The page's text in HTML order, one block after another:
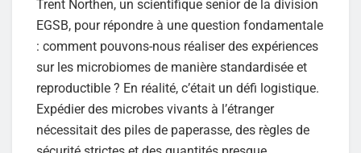
Trent Northen, un scientifique senior de la division
EGSB, pour répondre à une question fondamentale
: comment pouvons-nous réaliser des expériences
sur les microbiomes de manière standardisée et
reproductible ? En réalité, c’était un défi logistique.
Expédier des microbes vivants à l’étranger
nécessitait des piles de paperasse, des règles de